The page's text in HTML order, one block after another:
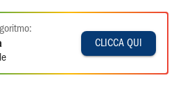
CLICCA QUI